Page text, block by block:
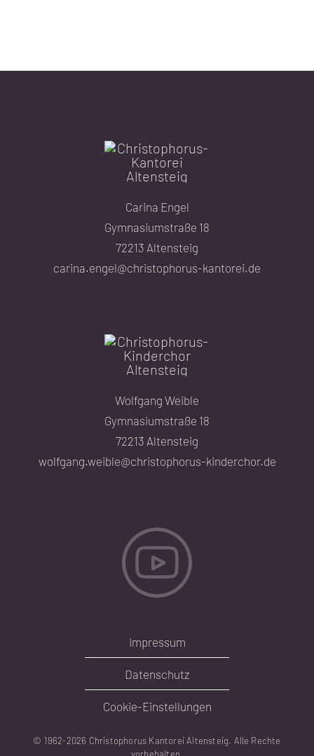
Carina Engel
Gymnasiumstraße 18
72213 Altensteig
carina.engel@christophorus-kantorei.de
Wolfgang Weible
Gymnasiumstraße 18
72213 Altensteig
wolfgang.weible@christophorus-kinderchor.de
Impressum
Datenschutz
Cookie-Einstellungen
© 1962-2026 Christophorus Kantorei Altensteig. Alle Rechte